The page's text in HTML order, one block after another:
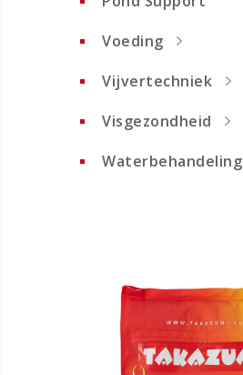
Voeding
Vijvertechniek
Visgezondheid
Waterbehandeling